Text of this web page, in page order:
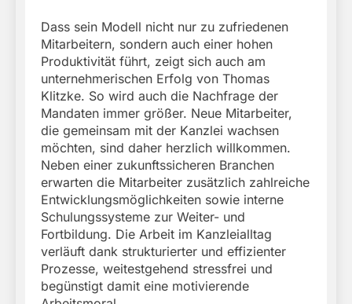
Dass sein Modell nicht nur zu zufriedenen
Mitarbeitern, sondern auch einer hohen
Produktivität führt, zeigt sich auch am
unternehmerischen Erfolg von Thomas
Klitzke. So wird auch die Nachfrage der
Mandaten immer größer. Neue Mitarbeiter,
die gemeinsam mit der Kanzlei wachsen
möchten, sind daher herzlich willkommen.
Neben einer zukunftssicheren Branchen
erwarten die Mitarbeiter zusätzlich zahlreiche
Entwicklungsmöglichkeiten sowie interne
Schulungssysteme zur Weiter- und
Fortbildung. Die Arbeit im Kanzleialltag
verläuft dank strukturierter und effizienter
Prozesse, weitestgehend stressfrei und
begünstigt damit eine motivierende